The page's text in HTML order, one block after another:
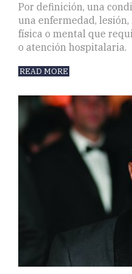
Por definición, una
una enfermedad,
física o mental que
o atención hospitalaria.
READ MORE